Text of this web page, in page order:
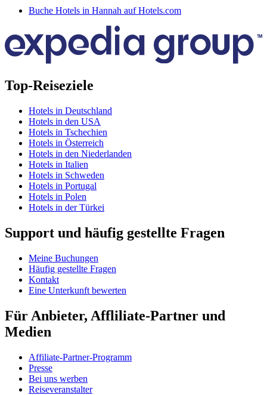
Buche Hotels in Hannah auf Hotels.com
Top-Reiseziele
Hotels in Deutschland
Hotels in den USA
Hotels in Tschechien
Hotels in Österreich
Hotels in den Niederlanden
Hotels in Italien
Hotels in Schweden
Hotels in Portugal
Hotels in Polen
Hotels in der Türkei
Support und häufig gestellte Fragen
Meine Buchungen
Häufig gestellte Fragen
Kontakt
Eine Unterkunft bewerten
Für Anbieter, Affliliate-Partner und
Medien
Affiliate-Partner-Programm
Presse
Bei uns werben
Reiseveranstalter